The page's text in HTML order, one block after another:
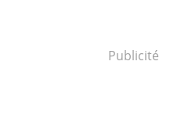
Publicité